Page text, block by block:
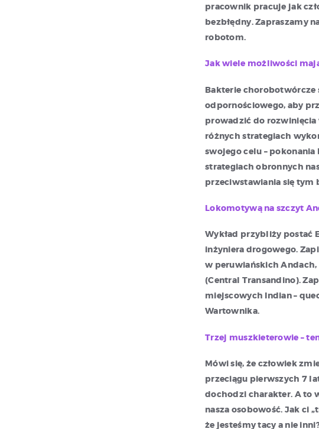
pracownik pracuje jak
bezbłędny. Zapraszamy
robotom.
Jak wiele możliwości
Bakterie chorobotwórcze
odpornościowego, aby
prowadzić do rozwinięcia
różnych strategiach
swojego celu –
strategiach obronnych
przeciwstawiania się
Lokomotywą na szczyt
Wykład przybliży postać
inżyniera drogowego.
w peruwiańskich
(Central Transandino).
miejscowych Indian –
Wartownika.
Trzej muszkieterowie –
Mówi się, że człowiek
przeciągu pierwszych 7
dochodzi charakter. A to
nasza osobowość. Jak ci
że jesteśmy tacy a nie